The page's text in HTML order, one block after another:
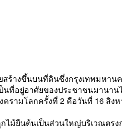
ร้างขึ้นบนที่ดินซึ่งกรุงเทพมหานค
นที่อยู่อาศัยของประชาชนมานา
รามโลกครั้งที่ 2 คือวันที่ 16 สิง
ม้ยืนต้นเป็นส่วนใหญ่บริเวณตรง